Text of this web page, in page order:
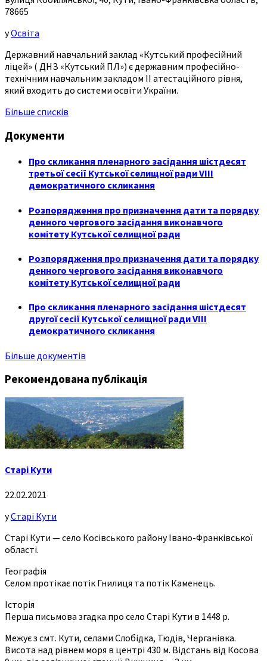
78665
уОсвіта
Державний навчальний заклад «Кутський професійний
ліцей» ( ДНЗ «Кутський ПЛ») є державним професійно-
технічним навчальним закладом ІІ атестаційного рівня,
який входить до системи освіти України.
Більше списків
Документи
Про скликання пленарного засідання шістдесят
третьої сесії Кутської селищної ради VIII
демократичного скликання
Розпорядження про призначення дати та порядку
денного чергового засідання виконавчого
комітету Кутської селищної ради
Розпорядження про призначення дати та порядку
денного чергового засідання виконавчого
комітету Кутської селищної ради
Про скликання пленарного засідання шістдесят
другої сесії Кутської селищної ради VIII
демократичного скликання
Більше документів
Рекомендована публікація
Старі Кути
22.02.2021
уСтарі Кути
Старі Кути — село Косівського району Івано-Франківської
області.
Географія
Селом протікає потік Гнилиця та потік Каменець.
Історія
Перша письмова згадка про село Старі Кути в 1448 р.
Межує з смт. Кути, селами Слобідка, Тюдів, Черганівка.
Висота над рівнем моря в центрі 430 м. Відстань від Косова